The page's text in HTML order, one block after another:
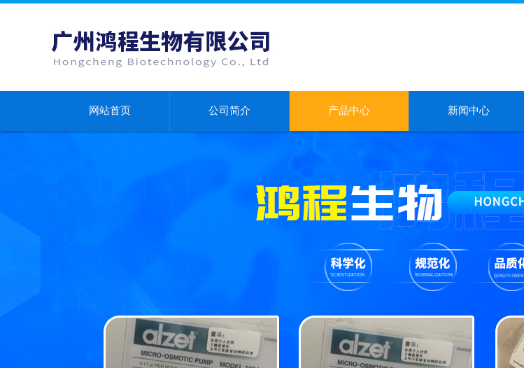
网站首页 公司简介 产品中心 新闻中心